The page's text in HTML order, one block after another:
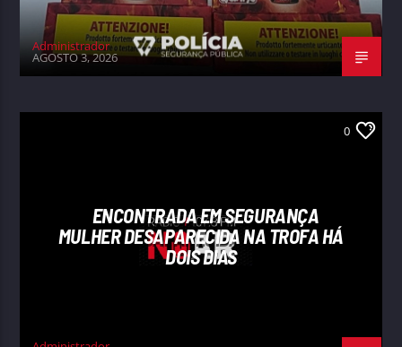
Administrador
AGOSTO 3, 2026
0
ENCONTRADA EM SEGURANÇA
MULHER DESAPARECIDA NA TROFA HÁ
DOIS DIAS